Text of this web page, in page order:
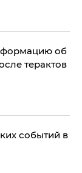
об
терактов
событий в